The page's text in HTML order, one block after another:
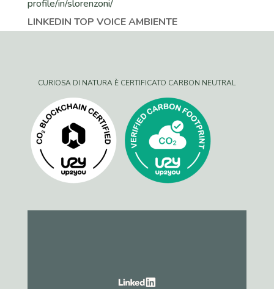
LINKEDIN TOP VOICE AMBIENTE
CURIOSA DI NATURA È CERTIFICATO CARBON NEUTRAL